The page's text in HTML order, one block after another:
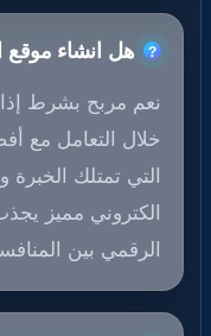
هل انشاء موقع
نعم مربح بشرط
خلال التعامل مع
التي تمتلك الخبرة
الكتروني مميز
الرقمي بين